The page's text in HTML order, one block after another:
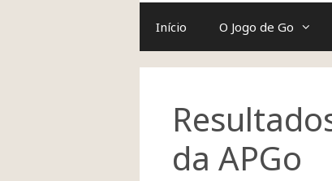
Início O Jogo de Go
da APGo